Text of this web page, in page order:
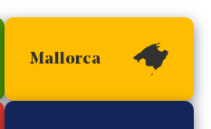
Mallorca